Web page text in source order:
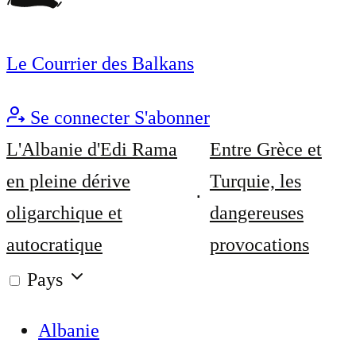
Le Courrier des Balkans
Se connecter S'abonner
L'Albanie d'Edi Rama
en pleine dérive
oligarchique et
autocratique
Entre Grèce et
Turquie, les
dangereuses
provocations
Pays
Albanie